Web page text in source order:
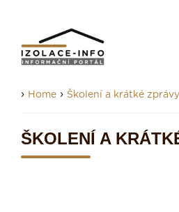
› Home › Školení a krátké zprávy
ŠKOLENÍ A